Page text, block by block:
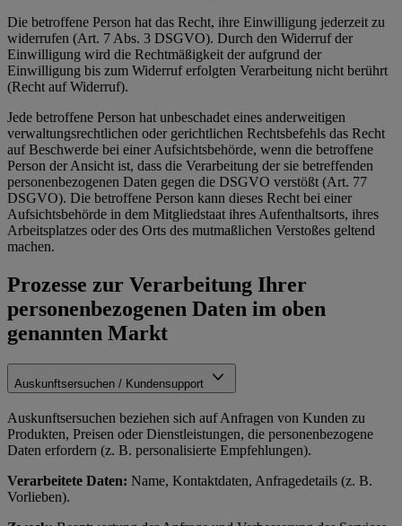
Die betroffene Person hat das Recht, ihre Einwilligung jederzeit zu
widerrufen (Art. 7 Abs. 3 DSGVO). Durch den Widerruf der
Einwilligung wird die Rechtmäßigkeit der aufgrund der
Einwilligung bis zum Widerruf erfolgten Verarbeitung nicht berührt
(Recht auf Widerruf).
Jede betroffene Person hat unbeschadet eines anderweitigen
verwaltungsrechtlichen oder gerichtlichen Rechtsbefehls das Recht
auf Beschwerde bei einer Aufsichtsbehörde, wenn die betroffene
Person der Ansicht ist, dass die Verarbeitung der sie betreffenden
personenbezogenen Daten gegen die DSGVO verstößt (Art. 77
DSGVO). Die betroffene Person kann dieses Recht bei einer
Aufsichtsbehörde in dem Mitgliedstaat ihres Aufenthaltsorts, ihres
Arbeitsplatzes oder des Orts des mutmaßlichen Verstoßes geltend
machen.
Prozesse zur Verarbeitung Ihrer
personenbezogenen Daten im oben
genannten Markt
Auskunftsersuchen / Kundensupport
Auskunftsersuchen beziehen sich auf Anfragen von Kunden zu
Produkten, Preisen oder Dienstleistungen, die personenbezogene
Daten erfordern (z. B. personalisierte Empfehlungen).
Verarbeitete Daten: Name, Kontaktdaten, Anfragedetails (z. B.
Vorlieben).